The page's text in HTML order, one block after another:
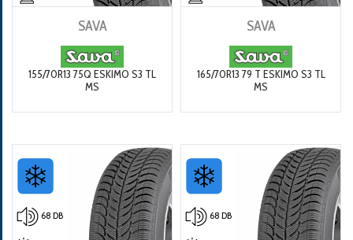
SAVA
155/70R13 75Q ESKIMO S3 TL
MS
SAVA
165/70R13 79 T ESKIMO S3 TL
MS
68 DB 68 DB